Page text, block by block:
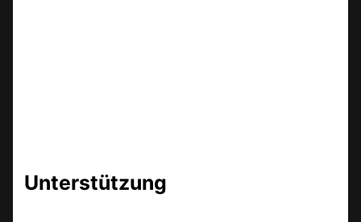
Unterstützung